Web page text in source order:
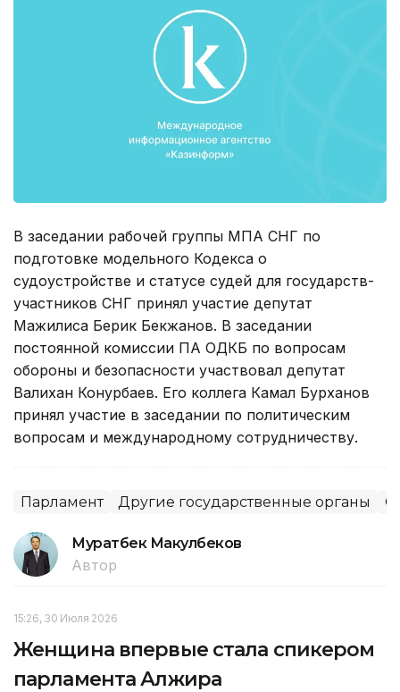
В заседании рабочей группы МПА СНГ по
подготовке модельного Кодекса о
судоустройстве и статусе судей для государств-
участников СНГ принял участие депутат
Мажилиса Берик Бекжанов. В заседании
постоянной комиссии ПА ОДКБ по вопросам
обороны и безопасности участвовал депутат
Валихан Конурбаев. Его коллега Камал Бурханов
принял участие в заседании по политическим
вопросам и международному сотрудничеству.
Парламент Другие государственные органы
Муратбек Макулбеков
Автор
15:26, 30 Июля 2026
Женщина впервые стала спикером
парламента Алжира